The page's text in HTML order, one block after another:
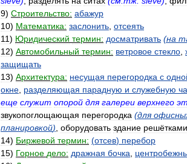
9) Строительство: абажур
10) Математика: заслонить отсеять
11) Юридический термин: досматривать (на
12) Автомобильный термин: ветровое стекло
защищать
13) Архитектура: несущая перегородка с
окне разделяющая парадную и служебную
еще служит опорой для галереи верхнего
звукопоглощающая перегородка (для
планировкой) оборудовать здание решётками
14) Биржевой термин: (отсев) перебор
15) Горное дело: дражная бочка